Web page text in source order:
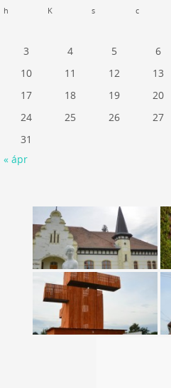
h K s c
3
4 5 6
10
11 12 13
17
18 19 20
24
25 26 27
31
« ápr